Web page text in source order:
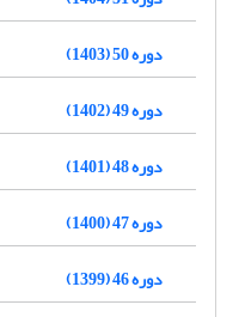
دوره 50 (1403)
دوره 49 (1402)
دوره 48 (1401)
دوره 47 (1400)
دوره 46 (1399)